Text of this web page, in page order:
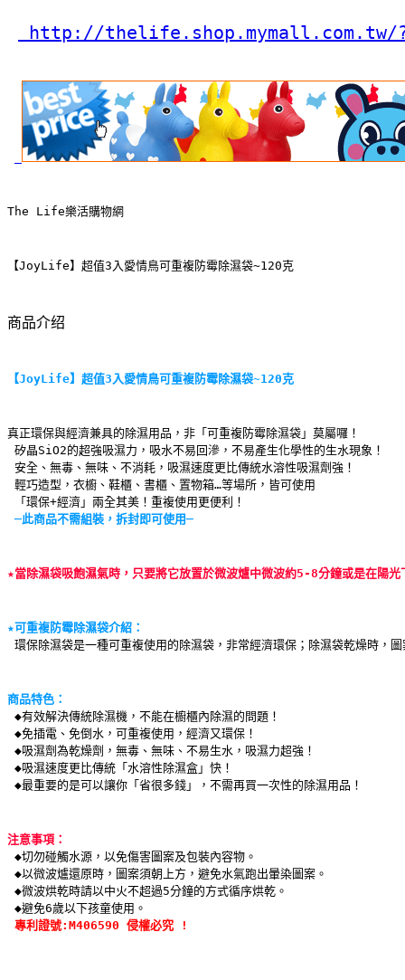
http://thelife.shop.mymall.com.tw/
The Life樂活購物網
【JoyLife】超值3入愛情鳥可重複防霉除濕袋~120克
商品介绍
【JoyLife】超值3入愛情鳥可重複防霉除濕袋~120克
真正環保與經濟兼具的除濕用品，非「可重複防霉除濕袋」莫屬囉！
矽晶SiO2的超強吸濕力，吸水不易回滲，不易產生化學性的生水現象！
安全、無毒、無味、不消耗，吸濕速度更比傳統水溶性吸濕劑強！
輕巧造型，衣櫥、鞋櫃、書櫃、置物箱…等場所，皆可使用
「環保+經濟」兩全其美！重複使用更便利！
─此商品不需組裝，拆封即可使用─
★當除濕袋吸飽濕氣時，只要將它放置於微波爐中微波約5-8分鐘或是在陽光
★可重複防霉除濕袋介紹：
環保除濕袋是一種可重複使用的除濕袋，非常經濟環保；除濕袋乾燥時
商品特色：
◆有效解決傳統除濕機，不能在櫥櫃內除濕的問題！
◆免插電、免倒水，可重複使用，經濟又環保！
◆吸濕劑為乾燥劑，無毒、無味、不易生水，吸濕力超強！
◆吸濕速度更比傳統「水溶性除濕盒」快！
◆最重要的是可以讓你「省很多錢」，不需再買一次性的除濕用品！
注意事項：
◆切勿碰觸水源，以免傷害圖案及包裝內容物。
◆以微波爐還原時，圖案須朝上方，避免水氣跑出暈染圖案。
◆微波烘乾時請以中火不超過5分鐘的方式循序烘乾。
◆避免6歲以下孩童使用。
專利證號:M406590 侵權必究 !